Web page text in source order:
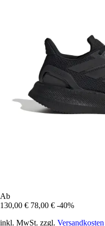
Ab
130,00 € 78,00 € -40%
inkl. MwSt. zzgl. Versandkosten